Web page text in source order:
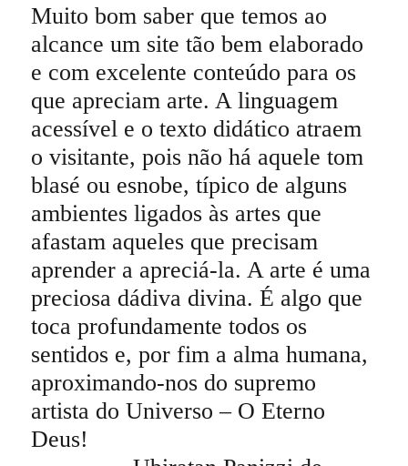
Muito bom saber que temos ao
alcance um site tão bem elaborado
e com excelente conteúdo para os
que apreciam arte. A linguagem
acessível e o texto didático atraem
o visitante, pois não há aquele tom
blasé ou esnobe, típico de alguns
ambientes ligados às artes que
afastam aqueles que precisam
aprender a apreciá-la. A arte é uma
preciosa dádiva divina. É algo que
toca profundamente todos os
sentidos e, por fim a alma humana,
aproximando-nos do supremo
artista do Universo – O Eterno
Deus!